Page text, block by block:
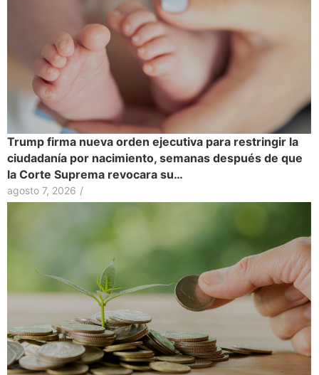
Trump firma nueva orden ejecutiva para restringir la
ciudadanía por nacimiento, semanas después de que
la Corte Suprema revocara su…
agosto 7, 2026 /